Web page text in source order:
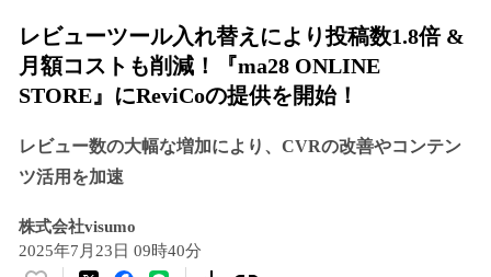
レビューツール入れ替えにより投稿数1.8倍 &
月額コストも削減！『ma28 ONLINE
STORE』にReviCoの提供を開始！
レビュー数の大幅な増加により、CVRの改善やコンテン
ツ活用を加速
株式会社visumo
2025年7月23日 09時40分